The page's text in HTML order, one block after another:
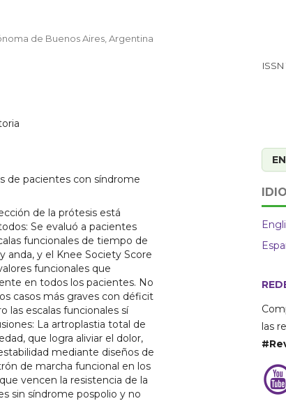
de Buenos Aires, Argentina
de pacientes con síndrome
de la prótesis está
Se evaluó a pacientes
funcionales de tiempo de
anda, y el Knee Society Score
funcionales que
en todos los pacientes. No
casos más graves con déficit
las escalas funcionales sí
La artroplastia total de
que logra aliviar el dolor,
mediante diseños de
de marcha funcional en los
vencen la resistencia de la
sin síndrome pospolio y no
las